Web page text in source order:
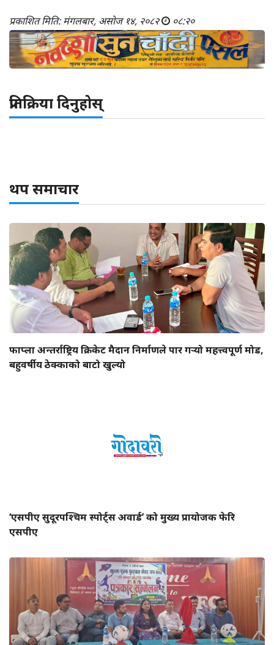
प्रकाशित मिति: मंगलबार, असोज १४, २०८२ ०८:२०
प्रतिक्रिया दिनुहोस्
थप समाचार
फाप्ला अन्तर्राष्ट्रिय क्रिकेट मैदान निर्माणले पार गर्‍यो महत्त्वपूर्ण मोड,
बहुवर्षीय ठेक्काको बाटो खुल्यो
‘एसपीए सुदूरपश्चिम स्पोर्ट्स अवार्ड’ को मुख्य प्रायोजक फेरि
एसपीए